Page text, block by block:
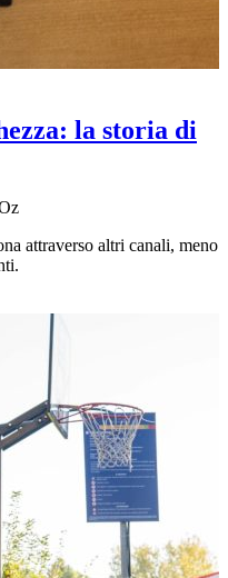
la storia di
attraverso altri canali, meno